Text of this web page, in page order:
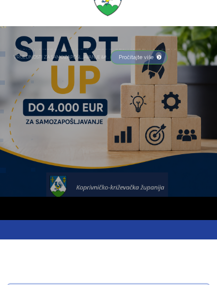
OTVOREN NATJEČAJ KOPRIVNIČKO-KRIŽEVAČKE ŽUPANIJE ZA POTPORE MALE
VRIJEDNOSTI ZA SAMOZAPOŠLJAVANJE &#...